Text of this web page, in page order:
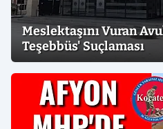
Meslektaşını Vuran
Teşebbüs' Suçlaması